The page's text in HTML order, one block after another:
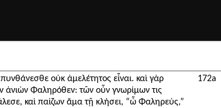
οὐκ ἀμελέτητος εἶναι. καὶ γὰρ
ἀνιὼν Φαληρόθεν: τῶν οὖν γνωρίμων τις
καὶ παίζων ἅμα τῇ κλήσει, “ὦ Φαληρεύς,”
172a